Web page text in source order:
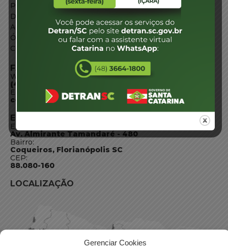
Gerenciar Cookies
Portal de Serviços
Diário Oficial
Acesso à Informação
Órgãos do Governo
Conheça SC
FALE CONOSCO
WhatsApp:
(48) 3664-1800
E-mail:
centraldeinformacoes@detran.sc.gov.br
ENDEREÇO
Endereço:
Av. Almirante Tamandaré - 480
Bairro:
Coqueiros, Florianópolis SC
CEP:
88.080-160
LOCALIZAÇÃO